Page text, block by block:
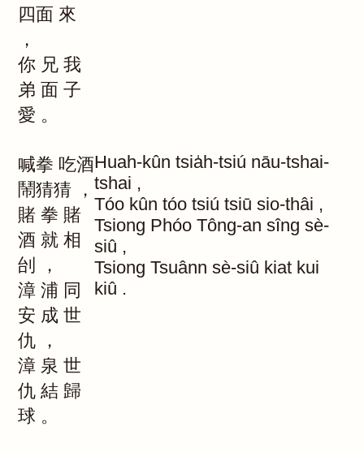
四面 來
，
你 兄 我
弟 面 子
愛 。
喊拳 吃酒
鬧猜猜
，
賭 拳 賭
酒 就 相
刣
，
漳 浦 同
安 成 世
仇
，
漳 泉 世
仇 結 歸
球 。
Huah-kûn tsia̍h-tsiú nāu-tshai-
tshai ,
Tóo kûn tóo tsiú tsiū sio-thâi ,
Tsiong Phóo Tông-an sîng sè-
siû ,
Tsiong Tsuânn sè-siû kiat kui
kiû .